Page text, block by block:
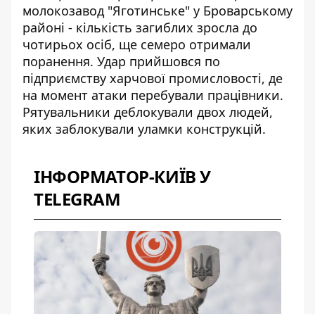
молокозавод "Яготинське" у Броварському
районі - кількість загиблих зросла до
чотирьох осіб, ще семеро отримали
поранення. Удар прийшовся по
підприємству харчової промисловості, де
на момент атаки перебували працівники.
Рятувальники деблокували двох людей,
яких заблокували уламки конструкцій.
ІНФОРМАТОР-КИЇВ У
TELEGRAM